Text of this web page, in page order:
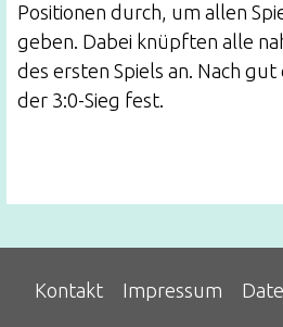
Positionen durch, um allen
geben. Dabei knüpften alle
des ersten Spiels an. Nach
der 3:0-Sieg fest.
Kontakt Impressum